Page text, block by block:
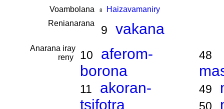
Voambolana
8
Haizavamaniry
Renianarana
9 vakana
Anarana iray
reny
10
aferom-
borona
11
akoran-
tsifotra
48
49
50